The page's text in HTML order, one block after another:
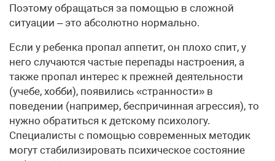
Поэтому обращаться за помощью в сложной
ситуации – это абсолютно нормально.
Если у ребенка пропал аппетит, он плохо спит, у
него случаются частые перепады настроения, а
также пропал интерес к прежней деятельности
(учебе, хобби), появились «странности» в
поведении (например, беспричинная агрессия), то
нужно обратиться к детскому психологу.
Специалисты с помощью современных методик
могут стабилизировать психическое состояние